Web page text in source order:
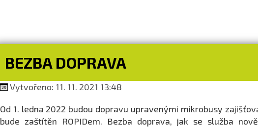
BEZBA DOPRAVA
Vytvořeno: 11. 11. 2021 13:48
Od 1. ledna 2022 budou dopravu upravenými mikrobusy
bude zaštítěn ROPIDem. Bezba doprava, jak se služba